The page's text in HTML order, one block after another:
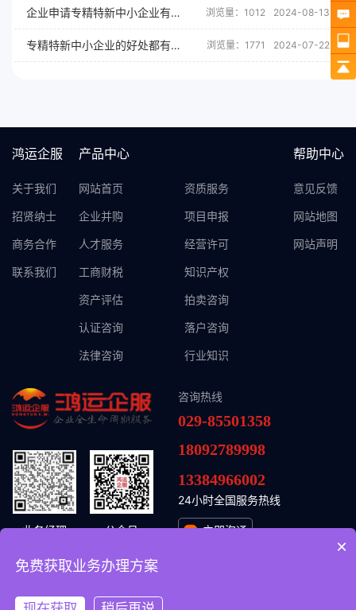
企业申请专精特新中小企业有哪些好处？ 浏览量：1012 2024-08-13
专精特新中小企业的好处都有哪些？ 浏览量：1771 2024-07-22
鸿运企服
关于我们
招贤纳士
商务合作
联系我们
产品中心
网站首页 资质服务
企业并购 项目申报
人才服务 经营许可
工商财税 知识产权
资产评估 拍卖咨询
认证咨询 落户咨询
法律咨询 行业知识
帮助中心
意见反馈
网站地图
网站声明
业务经理 公众号
咨询热线
029-85501358
18092789998
13384966002
24小时全国服务热线
立即沟通
×
免费获取业务办理方案